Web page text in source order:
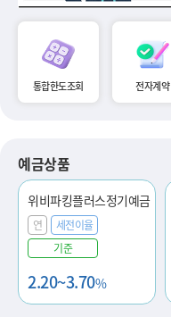
통합한도조회 전자계약
예금상품
위비파킹플러스정기예금
연
세전이율
기준
2.20~3.70%